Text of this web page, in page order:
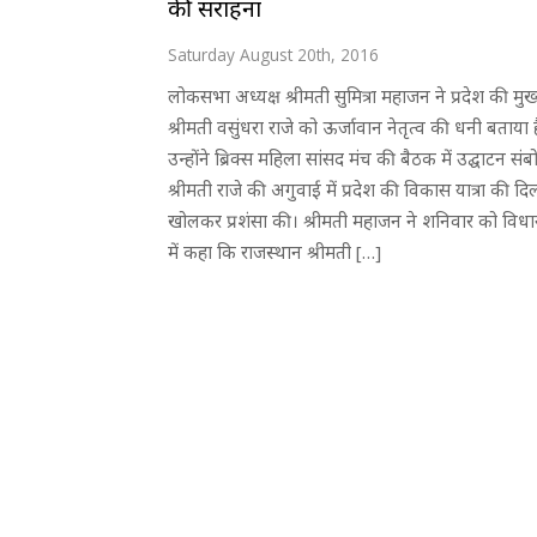
की सराहना
Saturday August 20th, 2016
लोकसभा अध्यक्ष श्रीमती सुमित्रा महाजन ने प्रदेश की
श्रीमती वसुंधरा राजे को ऊर्जावान नेतृत्व की धनी बताया
उन्होंने ब्रिक्स महिला सांसद मंच की बैठक में उद्घाटन
श्रीमती राजे की अगुवाई में प्रदेश की विकास यात्रा की
खोलकर प्रशंसा की। श्रीमती महाजन ने शनिवार को
में कहा कि राजस्थान श्रीमती […]